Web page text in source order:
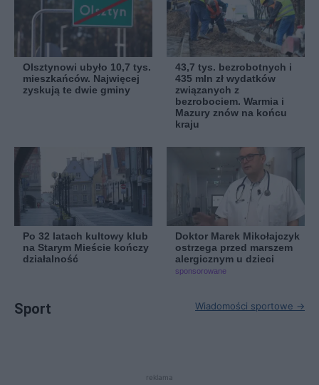
Olsztynowi ubyło 10,7 tys.
mieszkańców. Najwięcej
zyskują te dwie gminy
43,7 tys. bezrobotnych i
435 mln zł wydatków
związanych z
bezrobociem. Warmia i
Mazury znów na końcu
kraju
Po 32 latach kultowy klub
na Starym Mieście kończy
działalność
Doktor Marek Mikołajczyk
ostrzega przed marszem
alergicznym u dzieci
sponsorowane
Sport Wiadomości sportowe →
reklama